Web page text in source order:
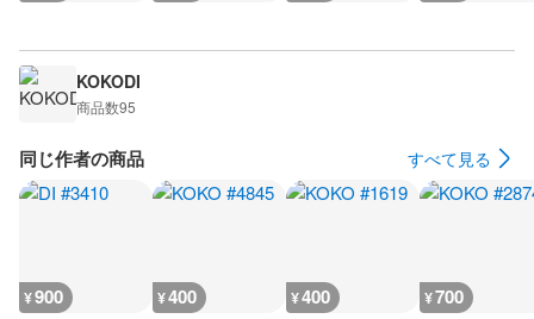
KOKODI
商品数95
同じ作者の商品 すべて見る
¥900 ¥400 ¥400 ¥700